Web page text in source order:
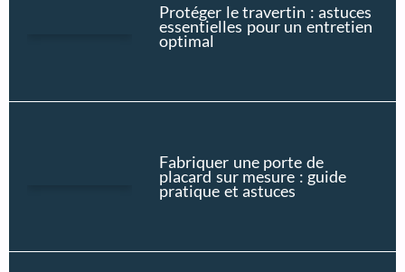
Protéger le travertin : astuces
essentielles pour un entretien
optimal
Fabriquer une porte de
placard sur mesure : guide
pratique et astuces